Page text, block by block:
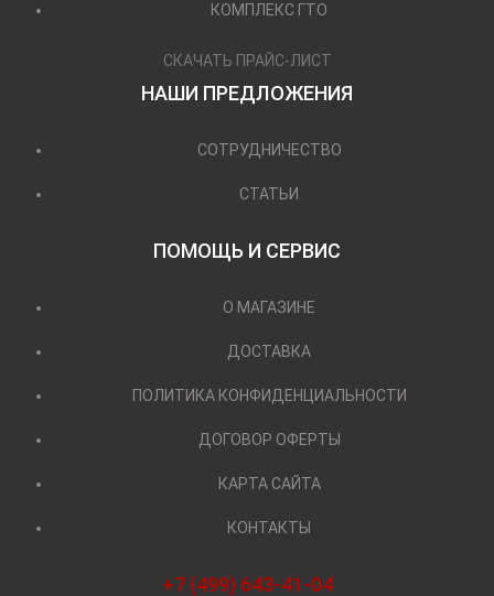
КОМПЛЕКС ГТО
СКАЧАТЬ ПРАЙС-ЛИСТ
НАШИ ПРЕДЛОЖЕНИЯ
СОТРУДНИЧЕСТВО
СТАТЬИ
ПОМОЩЬ И СЕРВИС
О МАГАЗИНЕ
ДОСТАВКА
ПОЛИТИКА КОНФИДЕНЦИАЛЬНОСТИ
ДОГОВОР ОФЕРТЫ
КАРТА САЙТА
КОНТАКТЫ
+7 (499) 643-41-04